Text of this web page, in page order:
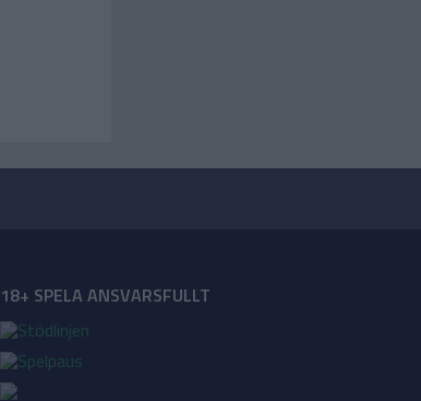
18+ SPELA ANSVARSFULLT